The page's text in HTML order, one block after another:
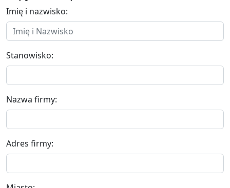
Imię i nazwisko:
Stanowisko:
Nazwa firmy:
Adres firmy: